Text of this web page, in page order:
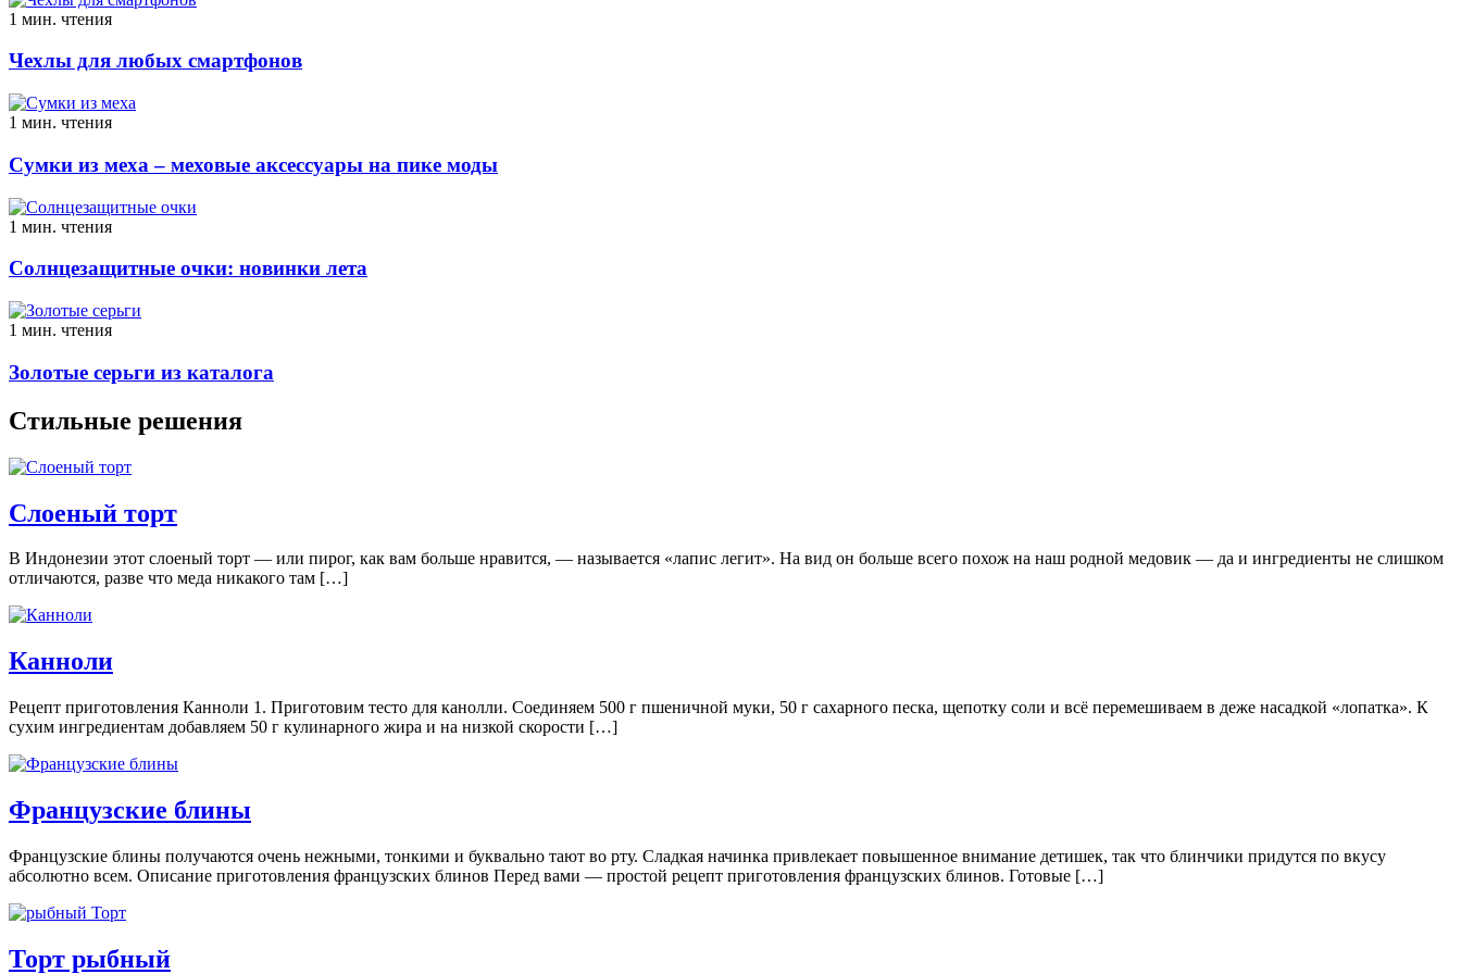
1 мин. чтения
Чехлы для любых смартфонов
1 мин. чтения
Сумки из меха – меховые аксессуары на пике моды
1 мин. чтения
Солнцезащитные очки: новинки лета
1 мин. чтения
Золотые серьги из каталога
Стильные решения
Слоеный торт
В Индонезии этот слоеный торт — или пирог, как вам больше нравится, — называется «лапис легит». На вид он больше всего похож на наш родной медовик — да и ингредиенты не слишком
отличаются, разве что меда никакого там […]
Канноли
Рецепт приготовления Канноли 1. Приготовим тесто для канолли. Соединяем 500 г пшеничной муки, 50 г сахарного песка, щепотку соли и всё перемешиваем в деже насадкой «лопатка». К
сухим ингредиентам добавляем 50 г кулинарного жира и на низкой скорости […]
Французские блины
Французские блины получаются очень нежными, тонкими и буквально тают во рту. Сладкая начинка привлекает повышенное внимание детишек, так что блинчики придутся по вкусу
абсолютно всем. Описание приготовления французских блинов Перед вами — простой рецепт приготовления французских блинов. Готовые […]
Торт рыбный